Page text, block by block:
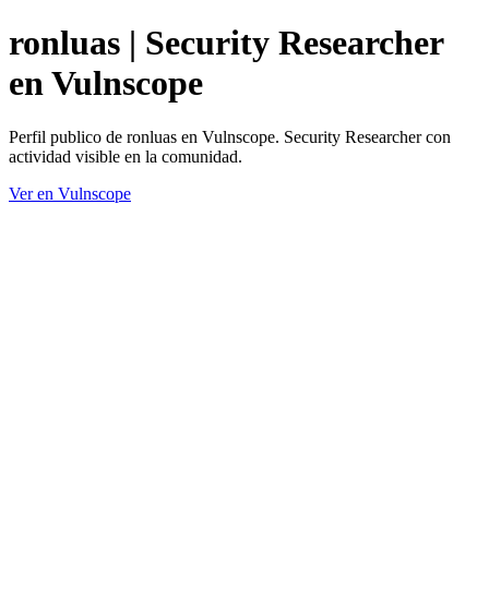
ronluas | Security Researcher
en Vulnscope
Perfil publico de ronluas en Vulnscope. Security Researcher con
actividad visible en la comunidad.
Ver en Vulnscope